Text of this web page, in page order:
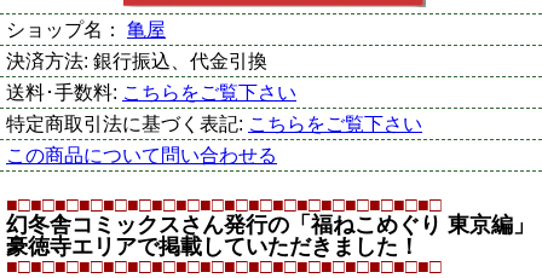
ショップ名： 亀屋
決済方法: 銀行振込、代金引換
送料･手数料: こちらをご覧下さい
特定商取引法に基づく表記: こちらをご覧下さい
この商品について問い合わせる
■□■□■□■□■□■□■□■□■□■□■□■□■□■□■□■□■□■□
幻冬舎コミックスさん発行の「福ねこめぐり 東京編」
豪徳寺エリアで掲載していただきました！
■□■□■□■□■□■□■□■□■□■□■□■□■□■□■□■□■□■□